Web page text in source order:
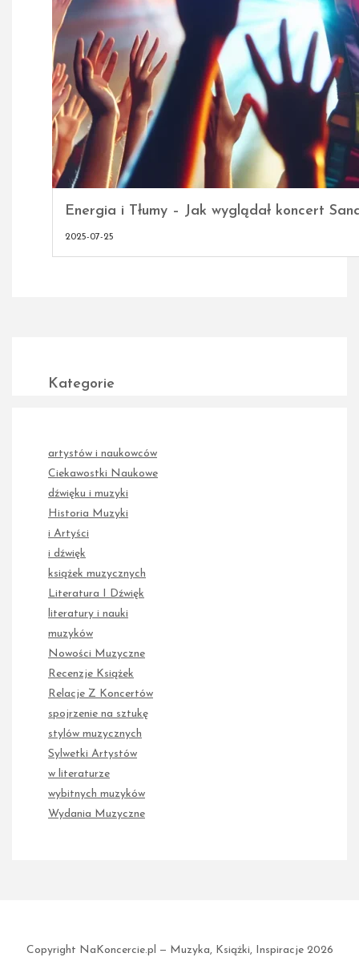
Energia i Tłumy – Jak wyglądał koncert
2025-07-25
Kategorie
artystów i naukowców
Ciekawostki Naukowe
dźwięku i muzyki
Historia Muzyki
i Artyści
i dźwięk
książek muzycznych
Literatura I Dźwięk
literatury i nauki
muzyków
Nowości Muzyczne
Recenzje Książek
Relacje Z Koncertów
spojrzenie na sztukę
stylów muzycznych
Sylwetki Artystów
w literaturze
wybitnych muzyków
Wydania Muzyczne
Copyright NaKoncercie.pl — Muzyka, Książki, Inspiracje 2026